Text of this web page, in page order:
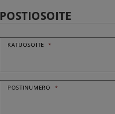
POSTIOSOITE
KATUOSOITE *
POSTINUMERO *